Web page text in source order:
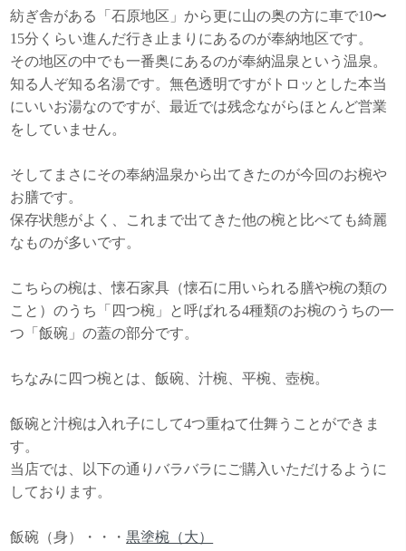
紡ぎ舎がある「石原地区」から更に山の奥の方に車で10〜
15分くらい進んだ行き止まりにあるのが奉納地区です。
その地区の中でも一番奥にあるのが奉納温泉という温泉。
知る人ぞ知る名湯です。無色透明ですがトロッとした本当
にいいお湯なのですが、最近では残念ながらほとんど営業
をしていません。
そしてまさにその奉納温泉から出てきたのが今回のお椀や
お膳です。
保存状態がよく、これまで出てきた他の椀と比べても綺麗
なものが多いです。
こちらの椀は、懐石家具（懐石に用いられる膳や椀の類の
こと）のうち「四つ椀」と呼ばれる4種類のお椀のうちの一
つ「飯碗」の蓋の部分です。
ちなみに四つ椀とは、飯碗、汁椀、平椀、壺椀。
飯碗と汁椀は入れ子にして4つ重ねて仕舞うことができま
す。
当店では、以下の通りバラバラにご購入いただけるように
しております。
飯碗（身）・・・黒塗椀（大）